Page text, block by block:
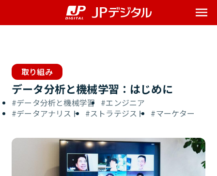
取り組み
データ分析と機械学習：はじめに
データ分析と機械学習
エンジニア
データアナリスト
ストラテジスト マーケター